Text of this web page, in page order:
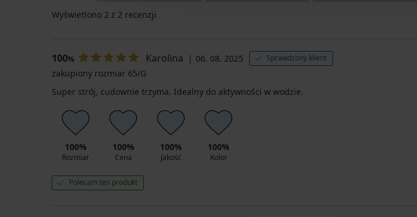
Wyświetlono 2 z 2 recenzji
100% Karolina 06. 08. 2025 Sprawdzony klient
zakupiony rozmiar 65/G
Super strój, cudownie trzyma. Idealny do aktywności w wodzie.
100%
Rozmiar
100%
Cena
100%
Jakość
100%
Kolor
Polecam ten produkt